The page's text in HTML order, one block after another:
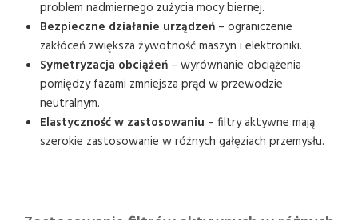
problem nadmiernego zużycia mocy biernej.
Bezpieczne działanie urządzeń – ograniczenie
zakłóceń zwiększa żywotność maszyn i elektroniki.
Symetryzacja obciążeń – wyrównanie obciążenia
pomiędzy fazami zmniejsza prąd w przewodzie
neutralnym.
Elastyczność w zastosowaniu – filtry aktywne mają
szerokie zastosowanie w różnych gałęziach przemysłu.